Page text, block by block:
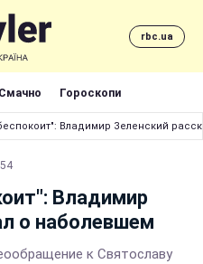
rbc.ua
Смачно Гороскопи
Владимир Зеленский
Владимир
о наболевшем
к Святославу